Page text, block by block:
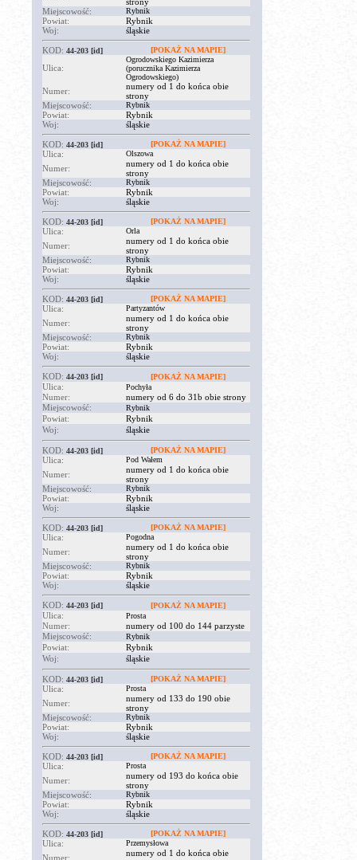
Miejscowość:
Rybnik
Powiat:
Rybnik
Woj:
śląskie
KOD: 44-203 [id] [POKAŻ NA MAPIE]
Ulica:
Ogrodowskiego Kazimierza
(porucznika Kazimierza
Ogrodowskiego)
Numer:
numery od 1 do końca obie
strony
Miejscowość:
Rybnik
Powiat:
Rybnik
Woj:
śląskie
KOD: 44-203 [id] [POKAŻ NA MAPIE]
Ulica: Olszowa
Numer:
numery od 1 do końca obie
strony
Miejscowość:
Rybnik
Powiat:
Rybnik
Woj:
śląskie
KOD: 44-203 [id] [POKAŻ NA MAPIE]
Ulica: Orla
Numer:
numery od 1 do końca obie
strony
Miejscowość:
Rybnik
Powiat:
Rybnik
Woj:
śląskie
KOD: 44-203 [id] [POKAŻ NA MAPIE]
Ulica: Partyzantów
Numer:
numery od 1 do końca obie
strony
Miejscowość:
Rybnik
Powiat:
Rybnik
Woj:
śląskie
KOD: 44-203 [id] [POKAŻ NA MAPIE]
Ulica: Pochyła
Numer:
numery od 6 do 31b obie strony
Miejscowość:
Rybnik
Powiat:
Rybnik
Woj:
śląskie
KOD: 44-203 [id] [POKAŻ NA MAPIE]
Ulica: Pod Wałem
Numer:
numery od 1 do końca obie
strony
Miejscowość:
Rybnik
Powiat:
Rybnik
Woj:
śląskie
KOD: 44-203 [id] [POKAŻ NA MAPIE]
Ulica: Pogodna
Numer:
numery od 1 do końca obie
strony
Miejscowość:
Rybnik
Powiat:
Rybnik
Woj:
śląskie
KOD: 44-203 [id] [POKAŻ NA MAPIE]
Ulica: Prosta
Numer:
numery od 100 do 144 parzyste
Miejscowość:
Rybnik
Powiat:
Rybnik
Woj:
śląskie
KOD: 44-203 [id] [POKAŻ NA MAPIE]
Ulica: Prosta
Numer:
numery od 133 do 190 obie
strony
Miejscowość:
Rybnik
Powiat:
Rybnik
Woj:
śląskie
KOD: 44-203 [id] [POKAŻ NA MAPIE]
Ulica: Prosta
Numer:
numery od 193 do końca obie
strony
Miejscowość:
Rybnik
Powiat:
Rybnik
Woj:
śląskie
KOD: 44-203 [id] [POKAŻ NA MAPIE]
Ulica: Przemysłowa
Numer:
numery od 1 do końca obie